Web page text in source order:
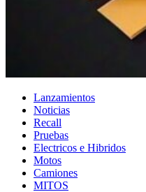
Lanzamientos
Noticias
Recall
Pruebas
Electricos e Hibridos
Motos
Camiones
MITOS